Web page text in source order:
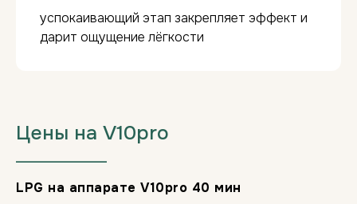
успокаивающий этап закрепляет эффект и
дарит ощущение лёгкости
Цены на V10pro
___________________
LPG на аппарате V10pro 40 мин